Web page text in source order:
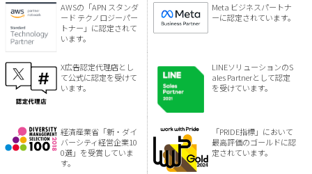
AWSの「APN スタンダ
ード テクノロジーパー
トナー」に認定されて
います。
Meta ビジネスパートナ
ーに認定されています。
X広告認定代理店とし
て公式に認定を受けて
います。
LINEソリューションのS
ales Partnerとして認定
を受けています。
経済産業省「新・ダイ
バーシティ経営企業10
0選」を受賞していま
す。
「PRIDE指標」において
最高評価のゴールドに認
定されています。